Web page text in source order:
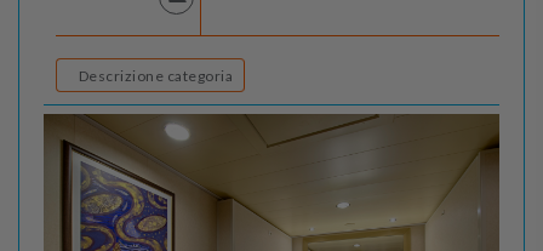
Descrizione categoria